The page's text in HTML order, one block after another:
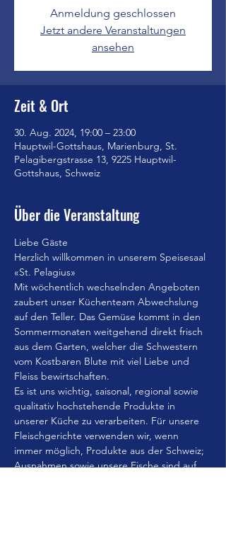
Anmeldung geschlossen
Jetzt andere Veranstaltungen
ansehen
Zeit & Ort
30. Aug. 2024, 19:00 – 23:00
Hauptwil-Gottshaus, Marienburg, St.
Pelagibergstrasse 13, 9225 Hauptwil-
Gottshaus, Schweiz
Über die Veranstaltung
Liebe Gäste
Herzlich willkommen in unserem Speisesaal
«St. Pelagius»
Mit wöchentlich wechselnden Angeboten
zaubert unser Küchenteam Abwechslung
auf den Teller. Das Gemüse kommt in den
Sommermonaten weitgehend direkt frisch
aus dem Garten, welcher die Schwestern
vom Kostbaren Blute mit viel Liebe und
Fleiss bewirtschaften.
Es ist uns wichtig, saisonal, regional sowie
qualitativ hochstehende Produkte in
unserer Küche zu verarbeiten. Für unsere
Fleischgerichte verwenden wir, wenn
immer möglich, Produkte aus der Schweiz;
Ausnahmen sowie unsere Fische sind auf